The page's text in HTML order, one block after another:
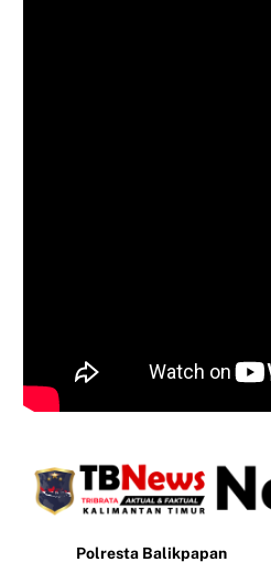
Polresta Balikpapan